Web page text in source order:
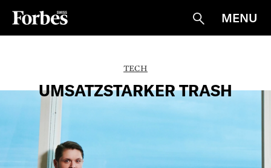
Suche
MENU
TECH
UMSATZSTARKER TRASH